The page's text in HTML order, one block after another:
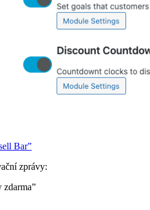
Bar”
zprávy:
zdarma”